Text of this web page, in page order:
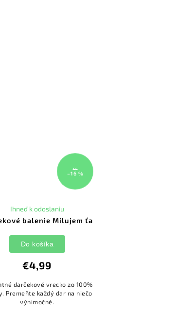
€6
–16 %
balenie Milujem ťa
Ihneď k odoslaniu
€4,99
Do košíka
darčekové vrecko zo 100%
Premeňte každý dar na niečo
výnimočné.